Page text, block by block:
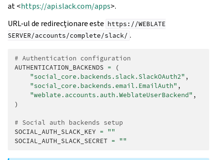
at <https://api.slack.com/apps>.
URL-ul de redirecționare este https://WEBLATE
SERVER/accounts/complete/slack/ .
# Authentication configuration
AUTHENTICATION_BACKENDS =
(
"social_core.backends.slack.SlackOAuth2" ,
"social_core.backends.email.EmailAuth" ,
"weblate.accounts.auth.WeblateUserBackend" ,
)
# Social auth backends setup
SOCIAL_AUTH_SLACK_KEY = ""
SOCIAL_AUTH_SLACK_SECRET = ""